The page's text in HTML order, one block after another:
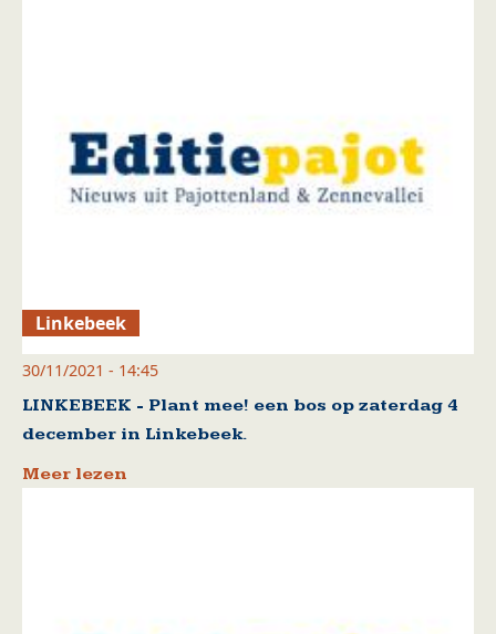
Linkebeek
30/11/2021 - 14:45
LINKEBEEK - Plant mee! een bos op zaterdag 4
december in Linkebeek.
Meer lezen